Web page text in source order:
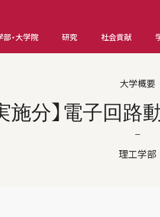
部・大学院 研究 社会貢献
大学概要
施分】電子回
理工学部